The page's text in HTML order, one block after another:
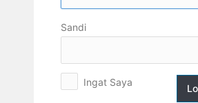
Log
Sandi
Ingat Saya